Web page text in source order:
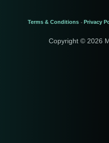
Terms & Conditions - Privacy
Copyright © 2026